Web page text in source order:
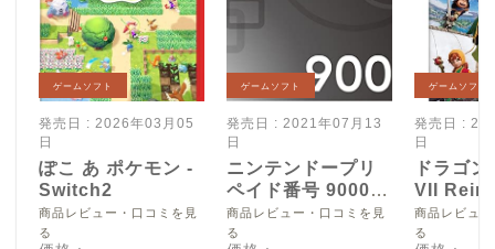
ゲームソフト
発売日 : 2026年03月05
日
ぽこ あ ポケモン -
Switch2
商品レビュー・口コミを見
る
ゲームソフト
発売日 : 2021年07月13
日
ニンテンドープリ
ペイド番号 9000
円|オンラインコー
ド版
商品レビュー・口コミを見
る
ゲームソフト
発売日 :
日
ドラゴ
VII
Switch2
商品レビュ
る